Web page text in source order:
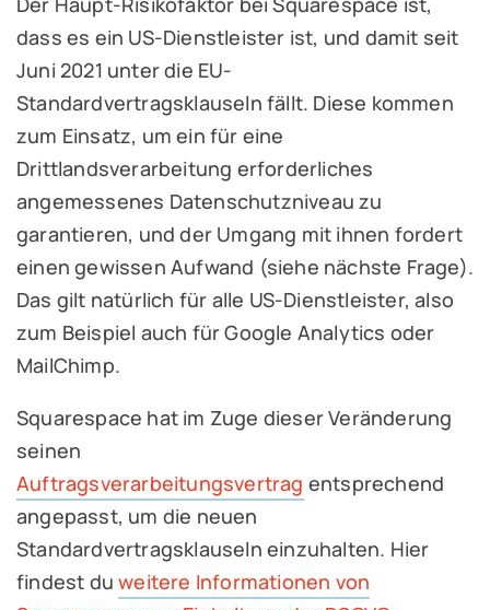
dass es ein US-Dienstleister ist, und damit seit
Juni 2021 unter die EU-
Standardvertragsklauseln fällt. Diese kommen
zum Einsatz, um ein für eine
Drittlandsverarbeitung erforderliches
angemessenes Datenschutzniveau zu
garantieren, und der Umgang mit ihnen fordert
einen gewissen Aufwand (siehe nächste Frage).
Das gilt natürlich für alle US-Dienstleister, also
zum Beispiel auch für Google Analytics oder
MailChimp.
Squarespace hat im Zuge dieser Veränderung
seinen
Auftragsverarbeitungsvertrag entsprechend
angepasst, um die neuen
Standardvertragsklauseln einzuhalten. Hier
findest duweitere Informationen von